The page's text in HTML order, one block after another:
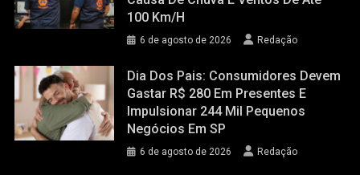
100 Km/h
6 de agosto de 2026 Redação
Dia Dos Pais: Consumidores Devem
Gastar R$ 280 Em Presentes E
Impulsionar 244 Mil Pequenos
Negócios Em SP
6 de agosto de 2026 Redação